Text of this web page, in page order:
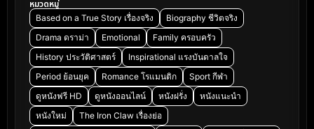
หมวดหมู่
Based on a True Story เรื่องจริง
Biography ชีวิตจริง
Drama ดราม่า
Emotional
Family ครอบครัว
History ประวัติศาสตร์
Inspirational แรงบันดาลใจ
Period ย้อนยุค
Romance โรแมนติก
Sport กีฬา
ดูหนังฟรี HD
ดูหนังออนไลน์ หนังฝรั่ง
หนังแนะนำ
หนังใหม่
The Iron Claw เรื่องย่อ